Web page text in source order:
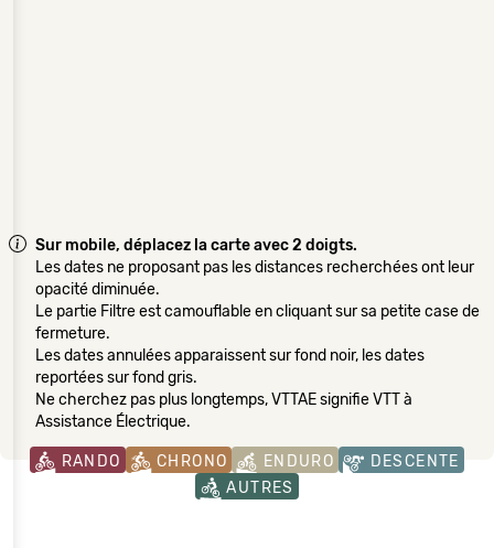
Sur mobile, déplacez la carte avec 2 doigts.
Les dates ne proposant pas les distances recherchées ont leur
opacité diminuée.
Le partie Filtre est camouflable en cliquant sur sa petite case de
fermeture.
Les dates annulées apparaissent sur fond noir, les dates
reportées sur fond gris.
Ne cherchez pas plus longtemps, VTTAE signifie VTT à
Assistance Électrique.
RANDO CHRONO ENDURO
DESCENTE
AUTRES